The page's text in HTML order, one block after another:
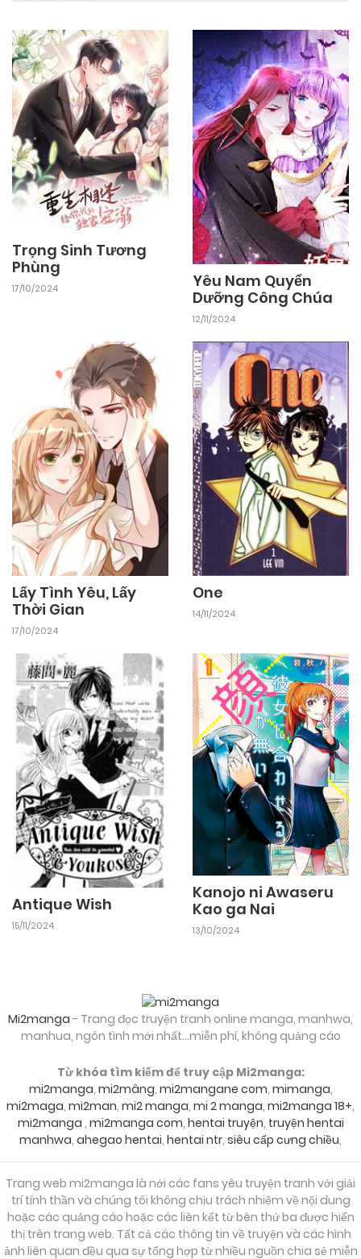
Trọng Sinh Tương
Phùng
17/10/2024
Yêu Nam Quyển
Dưỡng Công Chúa
12/11/2024
Lấy Tình Yêu, Lấy
Thời Gian
17/10/2024
One
14/11/2024
Antique Wish
15/11/2024
Kanojo ni Awaseru
Kao ga Nai
13/10/2024
Mi2manga - Trang đọc truyện tranh online manga, manhwa,
manhua, ngôn tình mới nhất...miễn phí, không quảng cáo
Từ khóa tìm kiếm để truy cập Mi2manga:
mi2manga, mi2mâng, mi2mangane com, mimanga,
mi2maga, mi2man, mi2 manga, mi 2 manga, mi2manga 18+,
mi2manga , mi2manga com, hentai truyện, truyện hentai
manhwa, ahegao hentai, hentai ntr, siêu cấp cưng chiều,
Trang web mi2manga là nới các fans yêu truyện tranh với giải
trí tính thần và chúng tôi không chịu trách nhiệm về nội dung
hoặc các quảng cáo hoặc các liên kết từ bên thứ ba được hiển
thị trên trang web. Tất cả các thông tin về truyện và các hình
ảnh liên quan đều qua sự tổng hợp từ nhiều nguồn chia sẻ miễn